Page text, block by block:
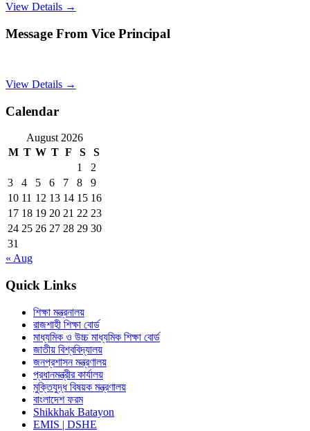
View Details →
Message From Vice Principal
View Details →
Calendar
August 2026
M T W T F S
S
1
2
3
4 5 6 7 8
9
10 11 12 13 14 15 16
17 18 19 20 21 22 23
24 25 26 27 28 29 30
31
« Aug
Quick Links
শিক্ষা মন্ত্রনালয়
রাজশাহী শিক্ষা বোর্ড
মাধ্যমিক ও উচ্চ মাধ্যমিক শিক্ষা বোর্ড
জাতীয় বিশ্ববিদ্যালয়
জনপ্রশাসন মন্ত্রণালয়
প্রধানমন্ত্রীর কার্যালয়
মুক্তিযুদ্ধ বিষয়ক মন্ত্রণালয়
বাংলাদেশ ফরম
Shikkhak Batayon
EMIS | DSHE